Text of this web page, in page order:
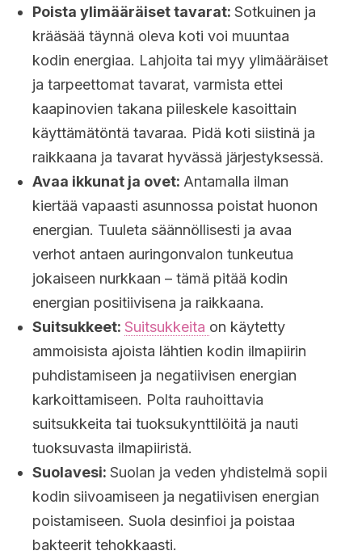
Poista ylimääräiset tavarat: Sotkuinen ja
krääsää täynnä oleva koti voi muuntaa
kodin energiaa. Lahjoita tai myy ylimääräiset
ja tarpeettomat tavarat, varmista ettei
kaapinovien takana piileskele kasoittain
käyttämätöntä tavaraa. Pidä koti siistinä ja
raikkaana ja tavarat hyvässä järjestyksessä.
Avaa ikkunat ja ovet: Antamalla ilman
kiertää vapaasti asunnossa poistat huonon
energian. Tuuleta säännöllisesti ja avaa
verhot antaen auringonvalon tunkeutua
jokaiseen nurkkaan – tämä pitää kodin
energian positiivisena ja raikkaana.
Suitsukkeet: Suitsukkeita on käytetty
ammoisista ajoista lähtien kodin ilmapiirin
puhdistamiseen ja negatiivisen energian
karkoittamiseen. Polta rauhoittavia
suitsukkeita tai tuoksukynttilöitä ja nauti
tuoksuvasta ilmapiiristä.
Suolavesi: Suolan ja veden yhdistelmä sopii
kodin siivoamiseen ja negatiivisen energian
poistamiseen. Suola desinfioi ja poistaa
bakteerit tehokkaasti.